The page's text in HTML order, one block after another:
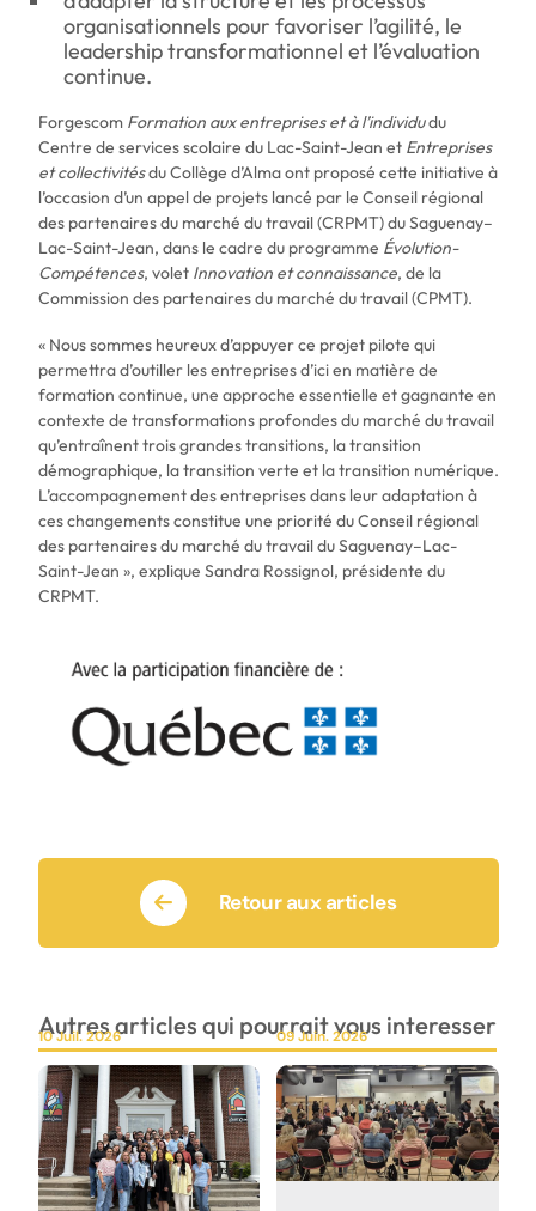
organisationnels pour favoriser l’agilité, le
leadership transformationnel et l’évaluation
continue.
Forgescom Formation aux entreprises et à l’individudu
Centre de services scolaire du Lac-Saint-Jean et Entreprises
et collectivitésdu Collège d’Alma ont proposé cette initiative à
l’occasion d’un appel de projets lancé par le Conseil régional
des partenaires du marché du travail (CRPMT) du Saguenay–
Lac-Saint-Jean, dans le cadre du programme Évolution-
Compétences, volet Innovation et connaissance, de la
Commission des partenaires du marché du travail (CPMT).
« Nous sommes heureux d’appuyer ce projet pilote qui
permettra d’outiller les entreprises d’ici en matière de
formation continue, une approche essentielle et gagnante en
contexte de transformations profondes du marché du travail
qu’entraînent trois grandes transitions, la transition
démographique, la transition verte et la transition numérique.
L’accompagnement des entreprises dans leur adaptation à
ces changements constitue une priorité du Conseil régional
des partenaires du marché du travail du Saguenay–Lac-
Saint-Jean », explique Sandra Rossignol, présidente du
CRPMT.
Retour aux articles
Autres articles qui pourrait vous interesser
10 Juil. 2026 09 Juin. 2026
Où souhaitez-vous
partager cette page?